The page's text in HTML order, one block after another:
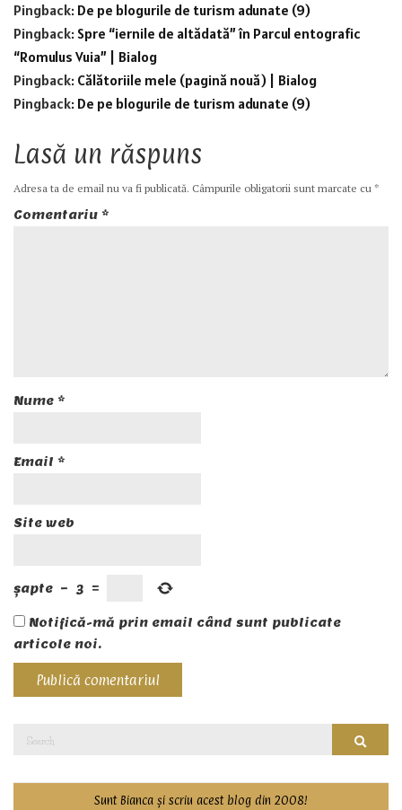
Pingback: De pe blogurile de turism adunate (9)
Pingback: Spre “iernile de altădată” în Parcul entografic
“Romulus Vuia” | Bialog
Pingback: Călătoriile mele (pagină nouă) | Bialog
Pingback: De pe blogurile de turism adunate (9)
Lasă un răspuns
Adresa ta de email nu va fi publicată. Câmpurile obligatorii sunt marcate cu *
Comentariu *
Nume *
Email *
Site web
șapte − 3 =
Notifică-mă prin email când sunt publicate
articole noi.
Sunt Bianca și scriu acest blog din 2008!